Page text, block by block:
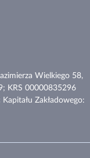
Wielkiego 58,
KRS 00000835296
Zakładowego: